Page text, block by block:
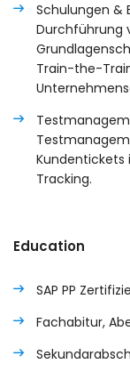
Schulungen &
Durchführung
Train-the-
Kundentickets
Tracking.
Education
SAP PP
Fachabitur,